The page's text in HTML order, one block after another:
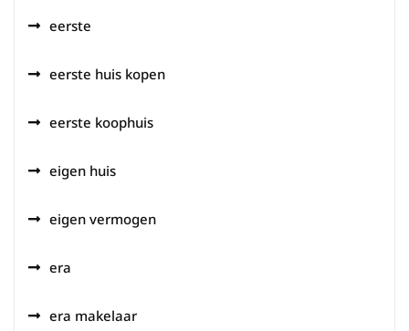
eerste
eerste huis kopen
eerste koophuis
eigen huis
eigen vermogen
era
era makelaar